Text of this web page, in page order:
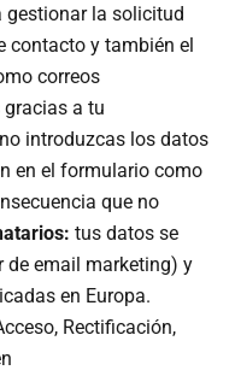
gestionar la solicitud
contacto y también el
correos
gracias a tu
introduzcas los datos
en el formulario como
que no
tus datos se
de email marketing) y
en Europa.
Rectificación,